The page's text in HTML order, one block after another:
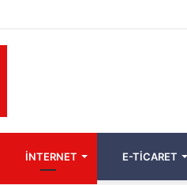
İNTERNET E-TICARET